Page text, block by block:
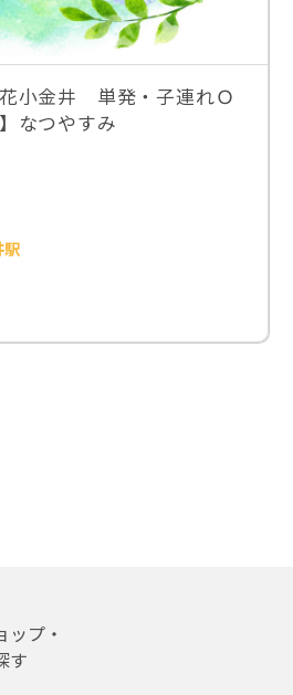
小金井 単発・子連れＯ
なつやすみ
プ・
す